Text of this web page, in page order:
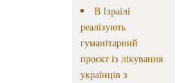
В Ізраїлі
реалізують
гуманітарний
проєкт із лікування
українців з